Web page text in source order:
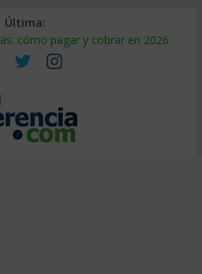
Última:
cómo pagar y cobrar en 2026
y por qué sale tan caro
cómo auditarla a tiempo
de suministro: qué hacer
cómo segmentarlo y venderle